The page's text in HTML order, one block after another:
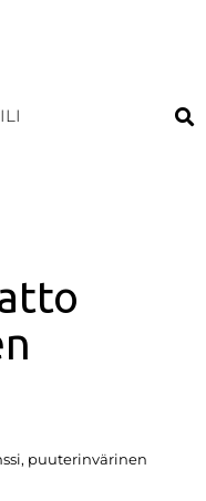
puuterinvärinen